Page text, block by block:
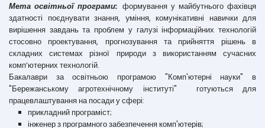
Мета освітньої програми: формування у майбутнього фахівця
здатності поєднувати знання, yміння, комунікативні навички для
вирішення завдань та проблем у галузі інформаційних технологій
стосовно проектування, прогнозування та прийняття рішень в
складних системах різної природи з використанням сучасних
комп’ютерних технологій.
Бакалаври за освітньою програмою "Комп'ютерні науки" в
"Бережанському агротехнічному інституті" готуються для
працевлаштування на посади у сфері:
прикладний програміст;
інженер з програмного забезпечення комп'ютерів;